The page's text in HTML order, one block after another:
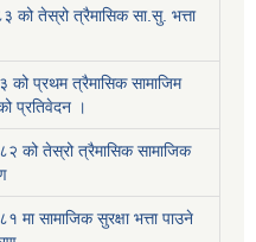
तेस्रो त्रैमासिक सा.सु. भत्ता
प्रथम त्रैमासिक सामाजिम
प्रतिवेदन ।
को तेस्रो त्रैमासिक सामाजिक
सामाजिक सुरक्षा भत्ता पाउने